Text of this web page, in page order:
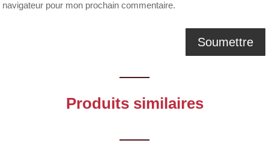
navigateur pour mon prochain commentaire.
Produits similaires